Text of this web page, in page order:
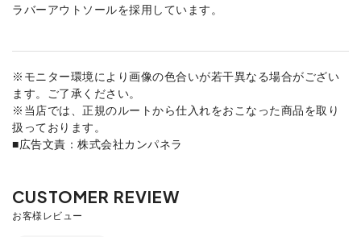
ラバーアウトソールを採用しています。
※モニター環境により画像の色合いが若干異なる場合がござい
ます。ご了承ください。
※当店では、正規のルートから仕入れをおこなった商品を取り
扱っております。
■広告文責：株式会社カンパネラ